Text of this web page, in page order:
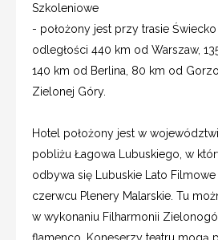
Szkoleniowe
- położony jest przy trasie
odległości 440 km od Warszaw,
140 km od Berlina, 80 km od
Zielonej Góry.
Hotel położony jest w
pobliżu Łagowa Lubuskiego, w
odbywa się Lubuskie Lato
czerwcu Plenery Malarskie. Tu
w wykonaniu Filharmonii